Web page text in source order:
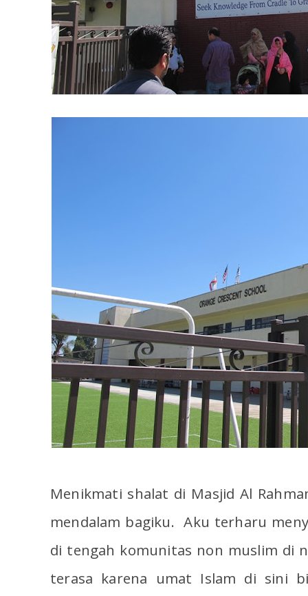
Menikmati shalat di Masjid Al
mendalam bagiku. Aku terharu
di tengah komunitas non muslim di
terasa karena umat Islam di sini